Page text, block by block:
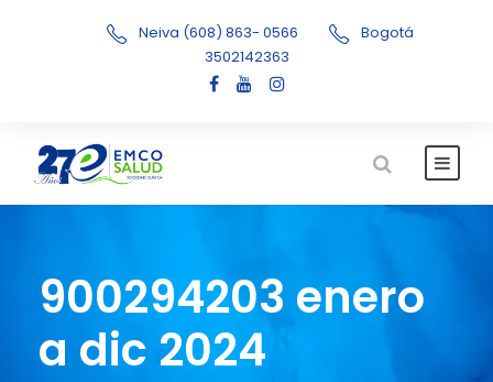
Neiva (608) 863- 0566
Bogotá
3502142363
900294203 enero
a dic 2024